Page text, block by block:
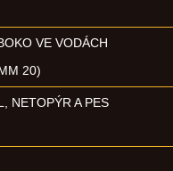
VE VODÁCH
20)
NETOPÝR A PES